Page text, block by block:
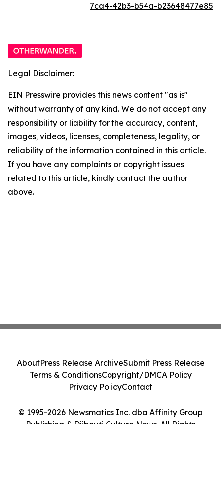
7ca4-42b3-b54a-b23648477e85
Legal Disclaimer:
EIN Presswire provides this news content "as is"
without warranty of any kind. We do not accept any
responsibility or liability for the accuracy, content,
images, videos, licenses, completeness, legality, or
reliability of the information contained in this article.
If you have any complaints or copyright issues
related to this article, kindly contact the author
above.
© 1995-2026 Newsmatics Inc. dba Affinity Group
Publishing & Djibouti Culture News. All Rights
AboutPress Release ArchiveSubmit Press Release
Terms & ConditionsCopyright/DMCA Policy
Privacy PolicyContact